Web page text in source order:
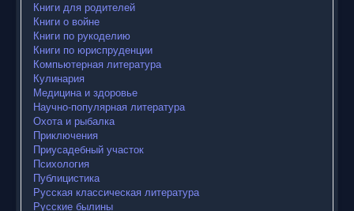
Книги для родителей
Книги о войне
Книги по рукоделию
Книги по юриспруденции
Компьютерная литература
Кулинария
Медицина и здоровье
Научно-популярная литература
Охота и рыбалка
Приключения
Приусадебный участок
Психология
Публицистика
Русская классическая литература
Русские былины